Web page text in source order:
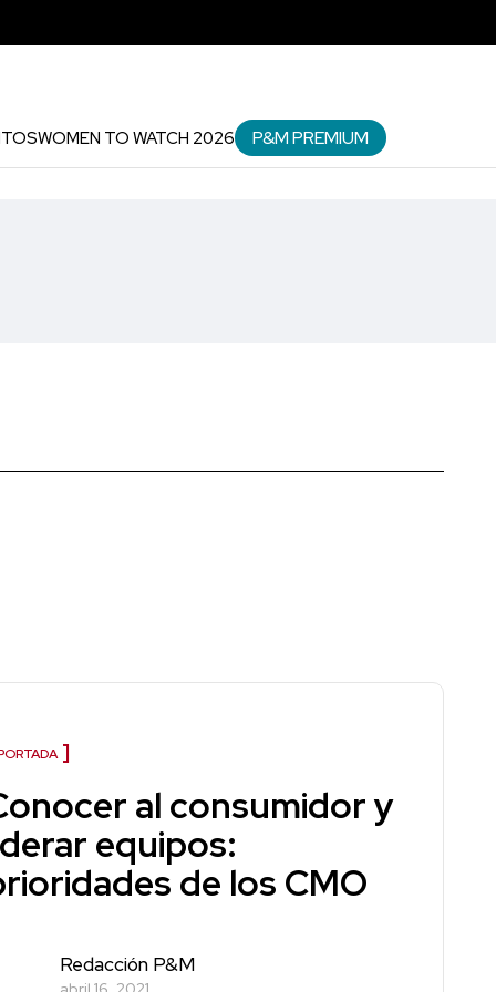
WOMEN TO WATCH 2026 P&M PREMIUM
al consumidor y
equipos:
de los CMO
Redacción P&M